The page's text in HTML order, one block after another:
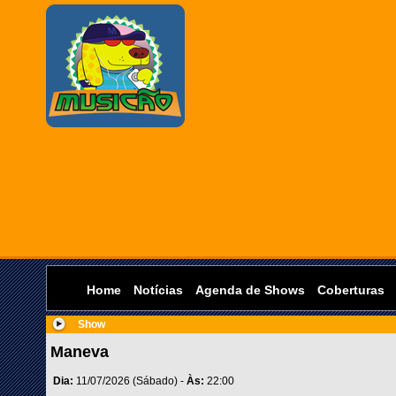
Home Notícias Agenda de Shows Coberturas
Show
Maneva
Dia: 11/07/2026 (Sábado) - Às: 22:00